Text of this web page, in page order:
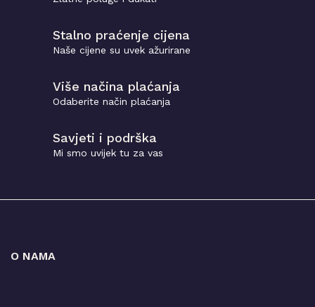
Stalno praćenje cijena
Naše cijene su uvek ažurirane
Više načina plaćanja
Odaberite način plaćanja
Savjeti i podrška
Mi smo uvijek tu za vas
O NAMA